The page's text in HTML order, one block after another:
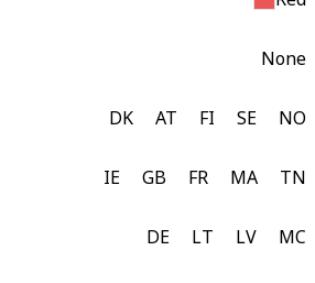
None
DK AT FI SE NO
IE GB FR MA TN
DE LT LV MC